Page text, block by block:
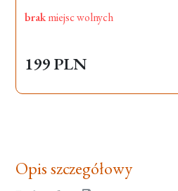
brakmiejsc wolnych
199 PLN
Opis szczegółowy